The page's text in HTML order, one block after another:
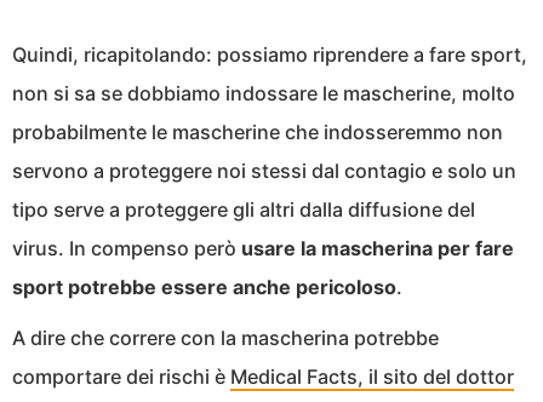
Quindi, ricapitolando: possiamo riprendere a fare sport,
non si sa se dobbiamo indossare le mascherine, molto
probabilmente le mascherine che indosseremmo non
servono a proteggere noi stessi dal contagio e solo un
tipo serve a proteggere gli altri dalla diffusione del
virus. In compenso però usare la mascherina per fare
sport potrebbe essere anche pericoloso.
A dire che correre con la mascherina potrebbe
comportare dei rischi è Medical Facts, il sito del dottor